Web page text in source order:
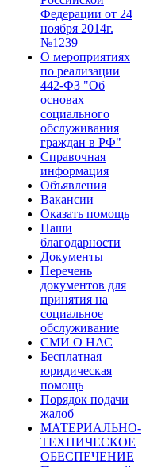
Федерации от 24
ноября 2014г.
№1239
О мероприятиях
по реализации
442-ФЗ "Об
основах
социального
обслуживания
граждан в РФ"
Справочная
информация
Объявления
Вакансии
Оказать помощь
Наши
благодарности
Документы
Перечень
документов для
принятия на
социальное
обслуживание
СМИ О НАС
Бесплатная
юридическая
помощь
Порядок подачи
жалоб
МАТЕРИАЛЬНО-
ТЕХНИЧЕСКОЕ
ОБЕСПЕЧЕНИЕ